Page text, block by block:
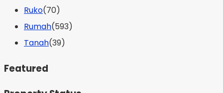
Ruko(70)
Rumah(593)
Tanah(39)
Featured